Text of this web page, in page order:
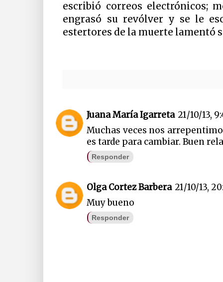
escribió correos electrónicos;
engrasó su revólver y se le
estertores de la muerte lamentó
Juana María Igarreta 21/10/13,
Muchas veces nos
es tarde para cambiar. Buen
Responder
Olga Cortez Barbera 21/10/13,
Muy bueno
Responder